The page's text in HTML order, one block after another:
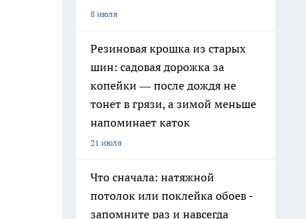
8 июля
Резиновая крошка из старых
шин: садовая дорожка за
копейки — после дождя не
тонет в грязи, а зимой меньше
напоминает каток
21 июля
Что сначала: натяжной
потолок или поклейка обоев -
запомните раз и навсегда